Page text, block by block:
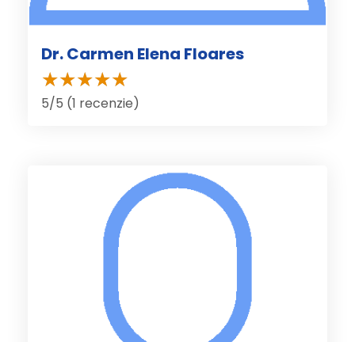
Dr. Carmen Elena Floares
5/5 (1 recenzie)